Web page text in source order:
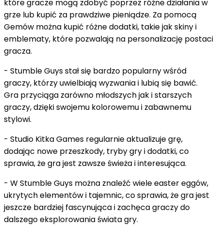
które gracze mogą zdobyć poprzez różne działania w
grze lub kupić za prawdziwe pieniądze. Za pomocą
Gemów można kupić różne dodatki, takie jak skiny i
emblematy, które pozwalają na personalizację postaci
gracza.
- Stumble Guys stał się bardzo popularny wśród
graczy, którzy uwielbiają wyzwania i lubią się bawić.
Gra przyciąga zarówno młodszych jak i starszych
graczy, dzięki swojemu kolorowemu i zabawnemu
stylowi.
- Studio Kitka Games regularnie aktualizuje grę,
dodając nowe przeszkody, tryby gry i dodatki, co
sprawia, że gra jest zawsze świeża i interesująca.
- W Stumble Guys można znaleźć wiele easter eggów,
ukrytych elementów i tajemnic, co sprawia, że gra jest
jeszcze bardziej fascynująca i zachęca graczy do
dalszego eksplorowania świata gry.